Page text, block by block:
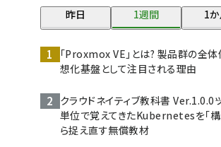
abc123 (1358)
昨日 1週間 1
「Proxmox VE」とは? 製品群の全体
想化基盤として注目される理由
クラウドネイティブ教科書 Ver.1.0.0――
単位で覚えてきたKubernetesを「構
ら捉え直す無償教材